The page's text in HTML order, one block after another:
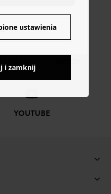
YOUTUBE
ustawienia
i zamknij